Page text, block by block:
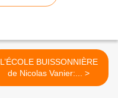
L’ÉCOLE BUISSONNIÈRE
de Nicolas Vanier:... >